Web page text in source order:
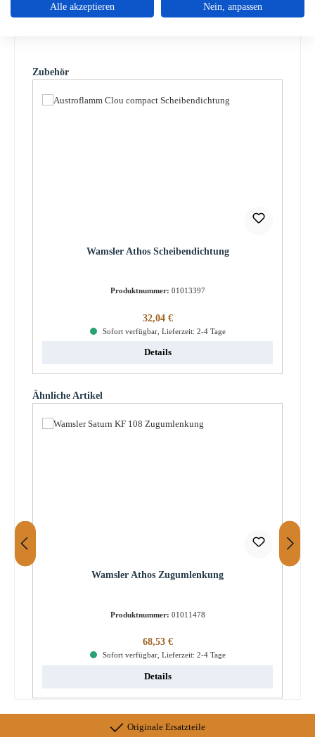
Produktgalerie überspringen
Zubehör
Wamsler Athos Scheibendichtung
Produktnummer: 01013397
Regulärer Preis:
32,04 €
Sofort verfügbar, Lieferzeit: 2-4 Tage
Details
Produktgalerie überspringen
Ähnliche Artikel
Wamsler Athos Zugumlenkung
Produktnummer: 01011478
Regulärer Preis:
68,53 €
Sofort verfügbar, Lieferzeit: 2-4 Tage
Details
Originale Ersatzteile
Alle akzeptieren Nein, anpassen